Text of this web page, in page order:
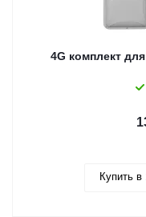
4G комплект
Купить в